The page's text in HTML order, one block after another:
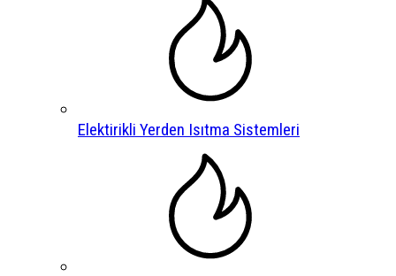
Elektirikli Yerden Isıtma Sistemleri